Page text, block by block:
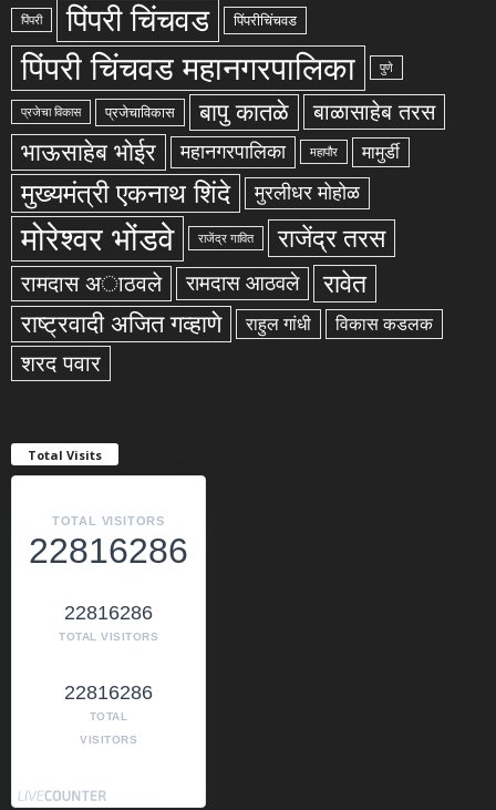
पिंपरी पिंपरी चिंचवड पिंपरीचिंचवड
पिंपरी चिंचवड महानगरपालिका पुणे
प्रजेचा विकास प्रजेचाविकास बापु कातळे बाळासाहेब तरस
भाऊसाहेब भोईर महानगरपालिका महापौर मामुर्डी
मुख्यमंत्री एकनाथ शिंदे मुरलीधर मोहोळ
मोरेश्वर भोंडवे राजेंद्र गावित राजेंद्र तरस
रामदास अाठवले रामदास आठवले रावेत
राष्ट्रवादी अजित गव्हाणे राहुल गांधी विकास कडलक
शरद पवार
Total Visits
TOTAL VISITORS
22816286
22816286
TOTAL VISITORS
22816286
TOTAL
VISITORS